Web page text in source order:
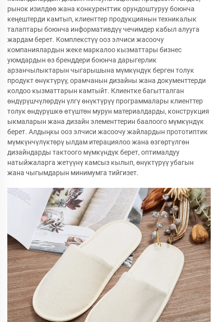
рынок изилдөө жана конкуренттик орундоштуруу боюнча
кеңештерди камтып, клиенттер продукциянын техникалык
талаптары боюнча информативдүү чечимдер кабыл алууга
жардам берет. Комплекстүү ооз элчиси жасоочу
компаниялардын жеке маркалоо кызматтары бизнес
уюмдардын өз бренддери боюнча дарыгерлик
арзанчылыктарын чыгарышына мүмкүндүк берген толук
продукт өнүктүрүү, орамчанын дизайны жана документтерди
колдоо кызматтарын камтыйт. Клиентке багытталган
өндүрүшчүлөрдүн үлгү өнүктүрүү программалары клиенттер
толук өндүрүшкө өтүштөн мурун материалдарды, конструкция
ыкмаларын жана дизайн элементтерин баалоого мүмкүндүк
берет. Алдыңкы ооз элчиси жасоочу жайлардын прототиптик
мүмкүнчүлүктөрү ылдам итерациялоо жана өзгөртүлгөн
дизайндарды тактоого мүмкүндүк берет, оптималдуу
натыйжаларга жетүүнү камсыз кылып, өнүктүрүү убагын
жана чыгымдарын минимумга тийгизет.